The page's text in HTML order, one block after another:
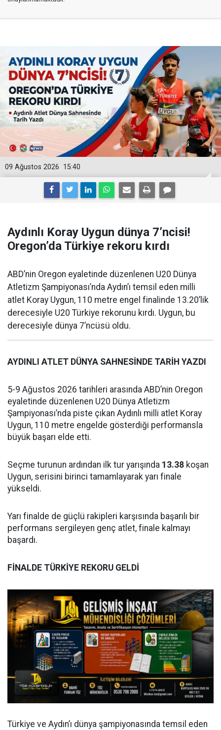
15:40
09 Ağustos 2026
Aydınlı Koray Uygun dünya 7’ncisi!
Oregon’da Türkiye rekoru kırdı
ABD’nin Oregon eyaletinde düzenlenen U20 Dünya
Atletizm Şampiyonası’nda Aydın’ı temsil eden milli
atlet Koray Uygun, 110 metre engel finalinde 13.20’lik
derecesiyle U20 Türkiye rekorunu kırdı. Uygun, bu
derecesiyle dünya 7’ncüsü oldu.
AYDINLI ATLET DÜNYA SAHNESİNDE TARİH YAZDI
5-9 Ağustos 2026 tarihleri arasında ABD’nin Oregon
eyaletinde düzenlenen U20 Dünya Atletizm
Şampiyonası’nda piste çıkan Aydınlı milli atlet Koray
Uygun, 110 metre engelde gösterdiği performansla
büyük başarı elde etti.
Seçme turunun ardından ilk tur yarışında 13.38 koşan
Uygun, serisini birinci tamamlayarak yarı finale
yükseldi.
Yarı finalde de güçlü rakipleri karşısında başarılı bir
performans sergileyen genç atlet, finale kalmayı
başardı.
FİNALDE TÜRKİYE REKORU GELDİ
Türkiye ve Aydın’ı dünya şampiyonasında temsil eden